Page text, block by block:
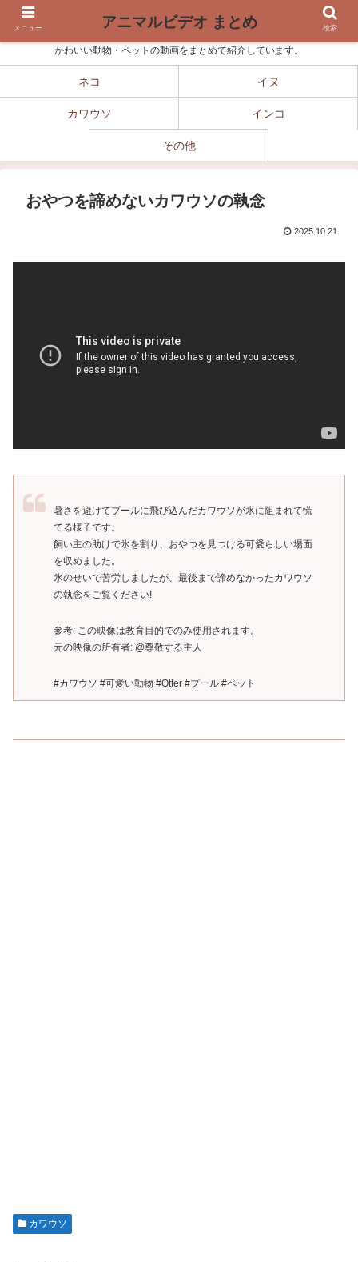
かわいい動物・ペットの動画をまとめて紹介しています。
ネコ イヌ
カワウソ インコ
その他
おやつを諦めないカワウソの執念
2025.10.21
暑さを避けてプールに飛び込んだカワウソが氷に阻まれて慌
てる様子です。
飼い主の助けで氷を割り、おやつを見つける可愛らしい場面
を収めました。
氷のせいで苦労しましたが、最後まで諦めなかったカワウソ
の執念をご覧ください!
参考: この映像は教育目的でのみ使用されます。
元の映像の所有者: @尊敬する主人
#カワウソ #可愛い動物 #Otter #プール #ペット
カワウソ
メニュー アニマルビデオ まとめ 検索